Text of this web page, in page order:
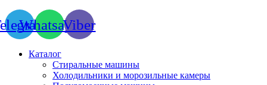
WhatsappViber
Каталог
Стиральные машины
Холодильники и морозильные камеры